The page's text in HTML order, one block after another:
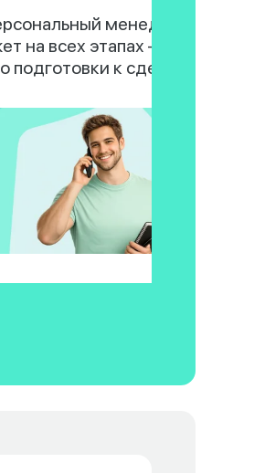
менеджер
на всех этапах — от выбора
подготовки к сделке.